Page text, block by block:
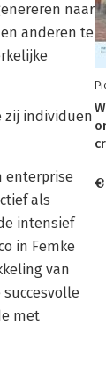
naar
anderen te
zij individuen
enterprise
als
intensief
in Femke
van
succesvolle
met
€